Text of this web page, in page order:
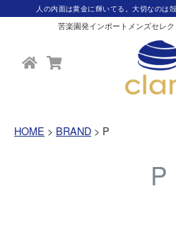
人の内面は黄金に輝いてる。大切なのは
苦楽園発インポートメンズセレ
HOME BRAND P
P